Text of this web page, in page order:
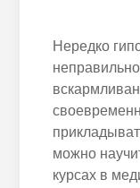
Нередко
можно
курсах в